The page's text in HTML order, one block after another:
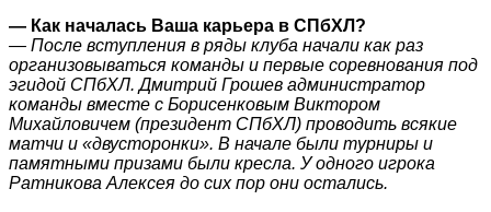
— Как началась Ваша карьера в СПбХЛ?
— После вступления в ряды клуба начали как раз
организовываться команды и первые соревнования под
эгидой СПбХЛ. Дмитрий Грошев администратор
команды вместе с Борисенковым Виктором
Михайловичем (президент СПбХЛ) проводить всякие
матчи и «двусторонки». В начале были турниры и
памятными призами были кресла. У одного игрока
Ратникова Алексея до сих пор они остались.